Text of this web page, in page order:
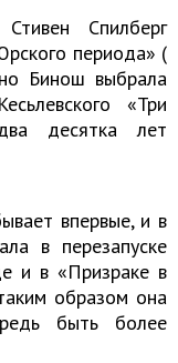
Спилберг
периода» (
Бинош выбрала
«Три
десятка лет
впервые, и в
в перезапуске
и в «Призраке в
образом она
быть более